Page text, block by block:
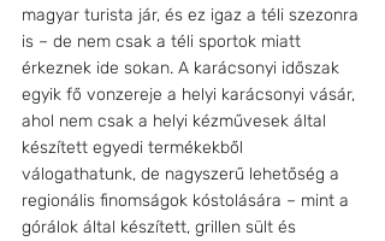
magyar turista jár, és ez igaz a téli szezonra
is – de nem csak a téli sportok miatt
érkeznek ide sokan. A karácsonyi időszak
egyik fő vonzereje a helyi karácsonyi vásár,
ahol nem csak a helyi kézművesek által
készített egyedi termékekből
válogathatunk, de nagyszerű lehetőség a
regionális finomságok kóstolására – mint a
górálok által készített, grillen sült és